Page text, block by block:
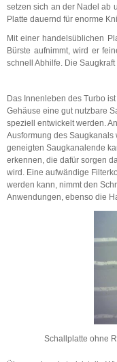
setzen sich an der Nadel ab
Platte dauernd für enorme
Mit einer handelsüblichen
Bürste aufnimmt, wird er
schnell Abhilfe. Die
Das Innenleben des Turbo
Gehäuse eine gut nutzbare
speziell entwickelt werden.
Ausformung des Saugkanals
geneigten Saugkanalende
erkennen, die dafür sorgen
wird. Eine aufwändige
werden kann, nimmt den
Anwendungen, ebenso die
Schallplatte ohne